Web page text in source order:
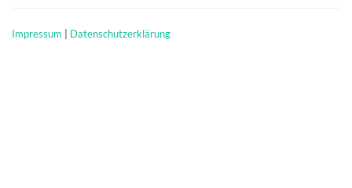
Impressum | Datenschutzerklärung